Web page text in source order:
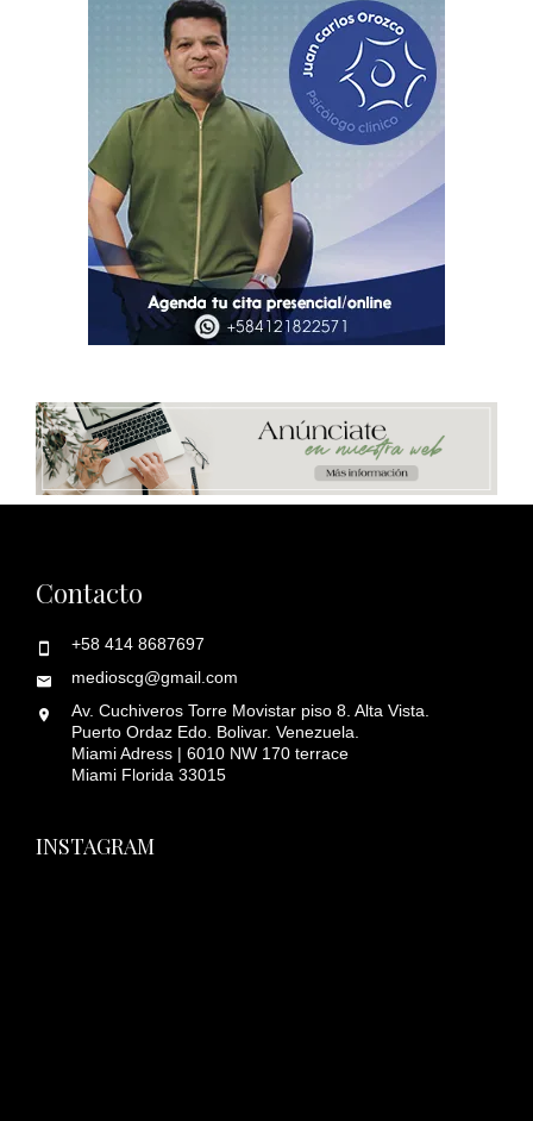
Contacto
+58 414 8687697
medioscg@gmail.com
Av. Cuchiveros Torre Movistar piso 8. Alta Vista.
Puerto Ordaz Edo. Bolivar. Venezuela.
Miami Adress | 6010 NW 170 terrace
Miami Florida 33015
INSTAGRAM